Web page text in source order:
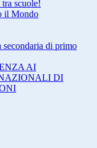
scuole!
il Mondo
di primo
AI
DI